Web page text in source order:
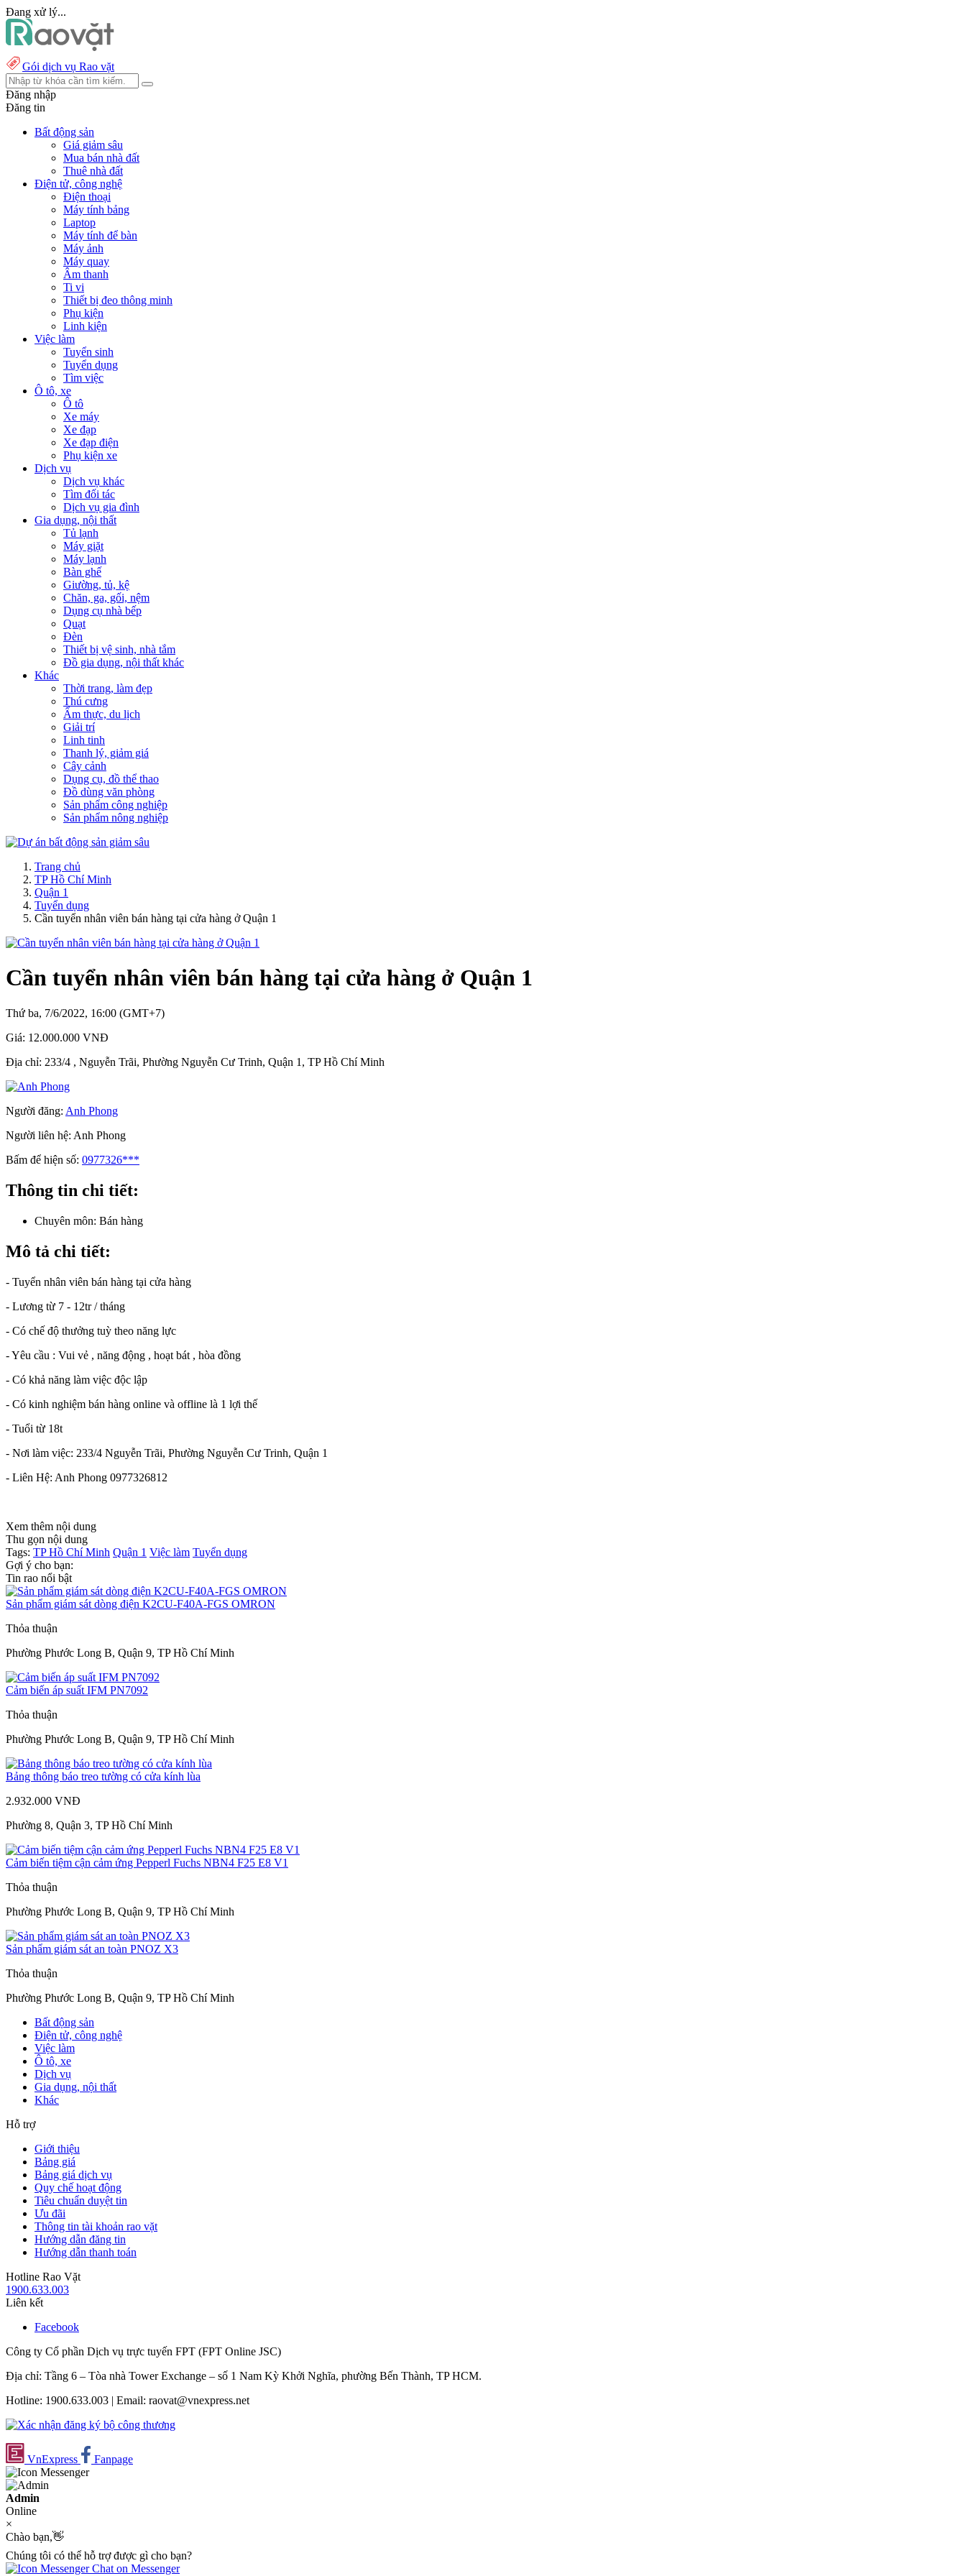
Đang xử lý...
Gói dịch vụ Rao vặt
Đăng nhập
Đăng tin
Bất động sản
Giá giảm sâu
Mua bán nhà đất
Thuê nhà đất
Điện tử, công nghệ
Điện thoại
Máy tính bảng
Laptop
Máy tính để bàn
Máy ảnh
Máy quay
Âm thanh
Ti vi
Thiết bị đeo thông minh
Phụ kiện
Linh kiện
Việc làm
Tuyển sinh
Tuyển dụng
Tìm việc
Ô tô, xe
Ô tô
Xe máy
Xe đạp
Xe đạp điện
Phụ kiện xe
Dịch vụ
Dịch vụ khác
Tìm đối tác
Dịch vụ gia đình
Gia dụng, nội thất
Tủ lạnh
Máy giặt
Máy lạnh
Bàn ghế
Giường, tủ, kệ
Chăn, ga, gối, nệm
Dụng cụ nhà bếp
Quạt
Đèn
Thiết bị vệ sinh, nhà tắm
Đồ gia dụng, nội thất khác
Khác
Thời trang, làm đẹp
Thú cưng
Ẩm thực, du lịch
Giải trí
Linh tinh
Thanh lý, giảm giá
Cây cảnh
Dụng cụ, đồ thể thao
Đồ dùng văn phòng
Sản phẩm công nghiệp
Sản phẩm nông nghiệp
Trang chủ
TP Hồ Chí Minh
Quận 1
Tuyển dụng
Cần tuyển nhân viên bán hàng tại cửa hàng ở Quận 1
Cần tuyển nhân viên bán hàng tại cửa hàng ở Quận 1
Thứ ba, 7/6/2022, 16:00 (GMT+7)
Giá: 12.000.000 VNĐ
Địa chỉ: 233/4 , Nguyễn Trãi, Phường Nguyễn Cư Trinh, Quận 1, TP Hồ Chí Minh
Người đăng: Anh Phong
Người liên hệ: Anh Phong
Bấm để hiện số: 0977326***
Thông tin chi tiết:
Chuyên môn: Bán hàng
Mô tả chi tiết:
- Tuyển nhân viên bán hàng tại cửa hàng
- Lương từ 7 - 12tr / tháng
- Có chế độ thưởng tuỳ theo năng lực
- Yêu cầu : Vui vẻ , năng động , hoạt bát , hòa đồng
- Có khả năng làm việc độc lập
- Có kinh nghiệm bán hàng online và offline là 1 lợi thế
- Tuổi từ 18t
- Nơi làm việc: 233/4 Nguyễn Trãi, Phường Nguyễn Cư Trinh, Quận 1
- Liên Hệ: Anh Phong 0977326812
Xem thêm nội dung
Thu gọn nội dung
Tags: TP Hồ Chí Minh Quận 1 Việc làm Tuyển dụng
Gợi ý cho bạn:
Tin rao nổi bật
Sản phẩm giám sát dòng điện K2CU-F40A-FGS OMRON
Thỏa thuận
Phường Phước Long B, Quận 9, TP Hồ Chí Minh
Cảm biến áp suất IFM PN7092
Thỏa thuận
Phường Phước Long B, Quận 9, TP Hồ Chí Minh
Bảng thông báo treo tường có cửa kính lùa
2.932.000 VNĐ
Phường 8, Quận 3, TP Hồ Chí Minh
Cảm biến tiệm cận cảm ứng Pepperl Fuchs NBN4 F25 E8 V1
Thỏa thuận
Phường Phước Long B, Quận 9, TP Hồ Chí Minh
Sản phẩm giám sát an toàn PNOZ X3
Thỏa thuận
Phường Phước Long B, Quận 9, TP Hồ Chí Minh
Bất động sản
Điện tử, công nghệ
Việc làm
Ô tô, xe
Dịch vụ
Gia dụng, nội thất
Khác
Hỗ trợ
Giới thiệu
Bảng giá
Bảng giá dịch vụ
Quy chế hoạt động
Tiêu chuẩn duyệt tin
Ưu đãi
Thông tin tài khoản rao vặt
Hướng dẫn đăng tin
Hướng dẫn thanh toán
Hotline Rao Vặt
1900.633.003
Liên kết
Facebook
Công ty Cổ phần Dịch vụ trực tuyến FPT (FPT Online JSC)
Địa chỉ: Tầng 6 – Tòa nhà Tower Exchange – số 1 Nam Kỳ Khởi Nghĩa, phường Bến Thành, TP HCM.
Hotline: 1900.633.003 | Email: raovat@vnexpress.net
VnExpress Fanpage
Admin
Online
×
Chào bạn,👋
Chúng tôi có thể hỗ trợ được gì cho bạn?
Chat on Messenger